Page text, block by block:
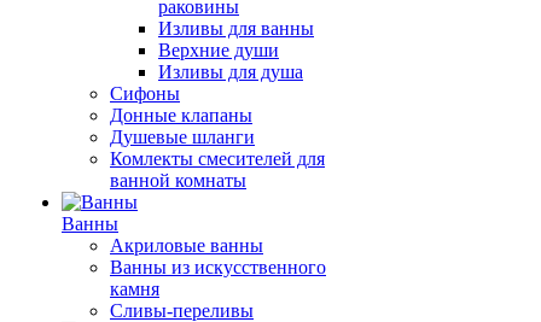
раковины
Изливы для ванны
Верхние души
Изливы для душа
Сифоны
Донные клапаны
Душевые шланги
Комлекты смесителей для
ванной комнаты
Ванны
Акриловые ванны
Ванны из искусственного
камня
Сливы-переливы